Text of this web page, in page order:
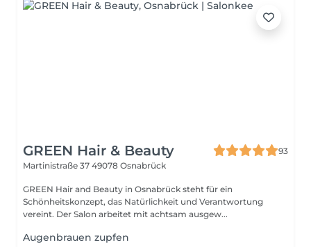
GREEN Hair & Beauty
93
Martinistraße 37 49078 Osnabrück
GREEN Hair and Beauty in Osnabrück steht für ein
Schönheitskonzept, das Natürlichkeit und Verantwortung
vereint. Der Salon arbeitet mit achtsam ausgew...
Augenbrauen zupfen